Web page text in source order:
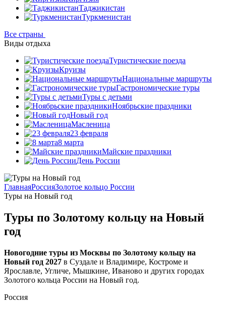
Таджикистан
Туркменистан
Все страны
Виды отдыха
Туристические поезда
Круизы
Национальные маршруты
Гастрономические туры
Туры с детьми
Ноябрьские праздники
Новый год
Масленица
23 февраля
8 марта
Майские праздники
День России
ГлавнаяРоссияЗолотое кольцо России
Туры на Новый год
Туры по Золотому кольцу на Новый
год
Новогодние туры из Москвы по Золотому кольцу на
Новый год 2027 в Суздале и Владимире, Костроме и
Ярославле, Угличе, Мышкине, Иваново и других городах
Золотого кольца России на Новый год.
Россия